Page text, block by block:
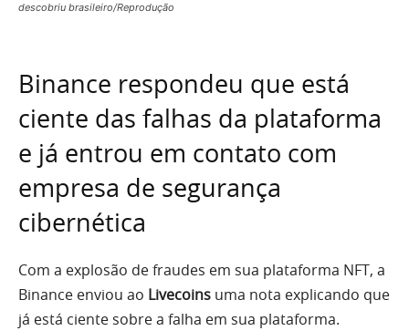
descobriu brasileiro/Reprodução
Binance respondeu que está
ciente das falhas da plataforma
e já entrou em contato com
empresa de segurança
cibernética
Com a explosão de fraudes em sua plataforma NFT, a
Binance enviou ao Livecoins uma nota explicando que
já está ciente sobre a falha em sua plataforma.